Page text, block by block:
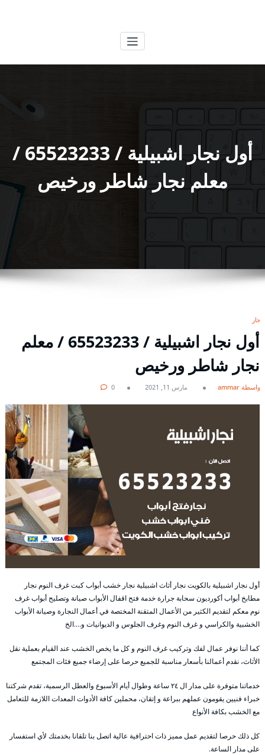
أول نجار اشبيلية / 65523233 /
معلم نجار شاطر ورخيص
نجار
أول نجار اشبيلية / 65523233 / معلم
نجار شاطر ورخيص
بواسطة ammar مارس 11, 2021 0
أول نجار اشبيلية بالكويت نجار أثاث اشبيلية نجار خشب أبواب كبت غرف النوم نجار
مطابخ أبواب أكورديون سحابة جرارة خدمة فتح اقفال الأبواب صيانة وتصليح أبواب غرف
نوم معكم لتقديم الكثير من الأعمال المتقنة المختصة في أعمال النجارة وصيانة الأبواب
الخشبية والكراسي و غرف النوم وغرف الجلوس و الديوانيات و….الخ
كما أننا نوفر عمال لفك وتركيب غرف النوم و كل ما يخص الخشب عند القيام بعملية نقل
الأثاث، نقدم أعمالنا بأسعار مناسبة للجميع حرصا على إرضاء جميع فئات المجتمع
خدماتنا متوفرة على مدار ال ٢٤ ساعة وطوال أيام الأسبوع والعطل الرسمية، تقدم شركتنا
خبراء فنيين يقومون عملهم ببراعة و إتقان، محملين كافة الأدوات المعدات اللازمة للتعامل
مع الخشب بكافة الأنواع
كل ذلك حرصا لتقديم عمل مميز ذات احترافية عالية اتصل بنا تلقانا بخدمتك لأي استفسار
على مدار الساعة.